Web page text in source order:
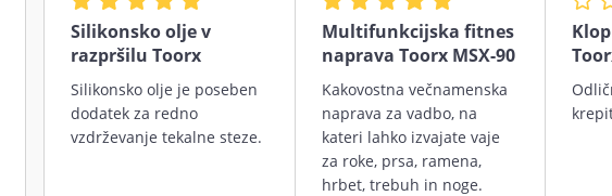
Silikonsko olje v
razpršilu Toorx
Silikonsko olje je poseben
dodatek za redno
vzdrževanje tekalne steze.
Multifunkcijska fitnes
naprava Toorx MSX-90
Kakovostna večnamenska
naprava za vadbo, na
kateri lahko izvajate vaje
za roke, prsa, ramena,
hrbet, trebuh in noge.